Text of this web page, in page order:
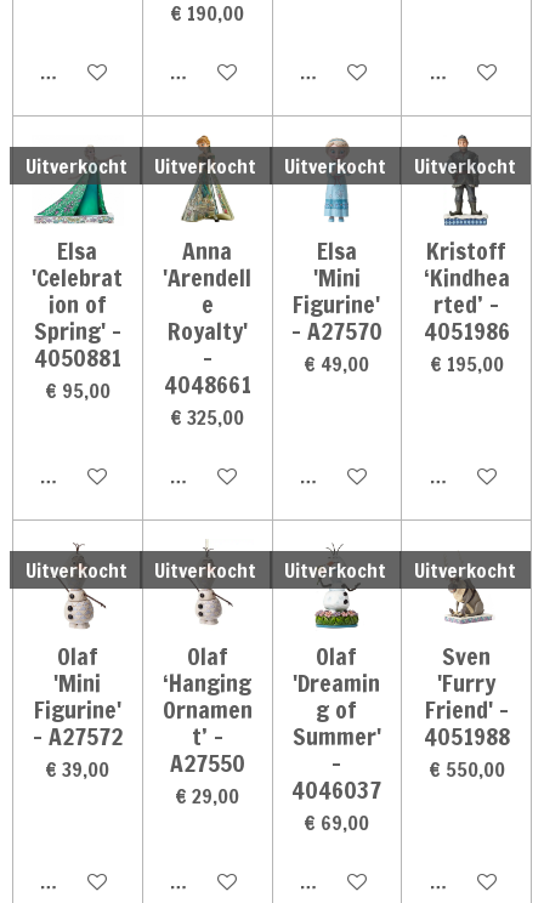
Houd mij op de hoogte
€ 190,00
Houd mij op de hoogteHoud mij op de hoogte
Houd mij op
Uitverkocht
Elsa
'Celebrat
ion of
Spring' -
4050881
€ 95,00
Houd mij op de hoogte
Uitverkocht
Anna
'Arendell
e
Royalty'
-
4048661
€ 325,00
Houd mij op de hoogte
Uitverkocht
Elsa
'Mini
Figurine'
- A27570
€ 49,00
Houd mij op de hoogte
Uitverkocht
Kristoff
‘Kindhea
rted’ -
4051986
€ 195,00
Houd mij op
Uitverkocht
Olaf
'Mini
Figurine'
- A27572
€ 39,00
Houd mij op de hoogte
Uitverkocht
Olaf
‘Hanging
Ornamen
t’ -
A27550
€ 29,00
Houd mij op de hoogte
Uitverkocht
Olaf
'Dreamin
g of
Summer'
-
4046037
€ 69,00
Houd mij op de hoogte
Uitverkocht
Sven
'Furry
Friend' -
4051988
€ 550,00
Houd mij op